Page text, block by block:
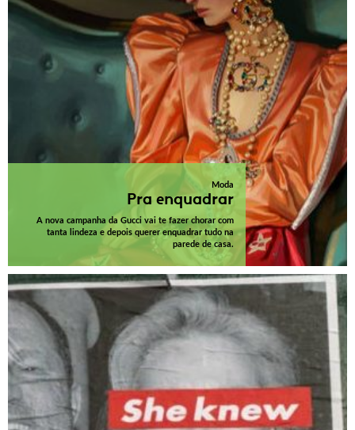
Moda
Pra enquadrar
A nova campanha da Gucci vai te fazer chorar com
tanta lindeza e depois querer enquadrar tudo na
parede de casa.